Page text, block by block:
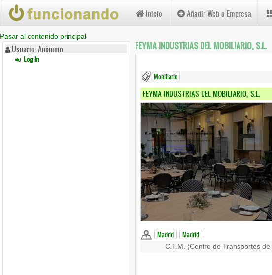
Pasar al contenido principal
Inicio Añadir Web o Empresa
Usuario: Anónimo
Log In
FEYMA INDUSTRIAS DEL MOBILIARIO, S.L.
Mobiliario
FEYMA INDUSTRIAS DEL MOBILIARIO, S.L.
Madrid Madrid
C.T.M. (Centro de Transportes